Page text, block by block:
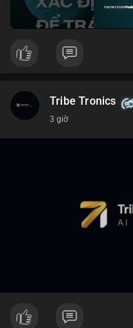
Tribe Tronics
3 giờ